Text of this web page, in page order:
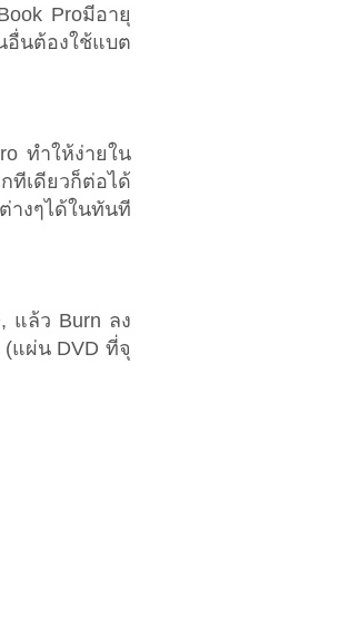
Proมีอายุ
นต้องใช้แบต
ทำให้ง่ายใน
ทีเดียวก็ต่อได้
างๆได้ในทันที
แล้ว Burn ลง
(แผ่น DVD ที่จุ